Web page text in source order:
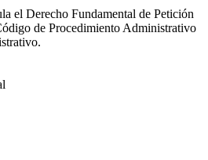
el Derecho Fundamental de Petición
de Procedimiento Administrativo